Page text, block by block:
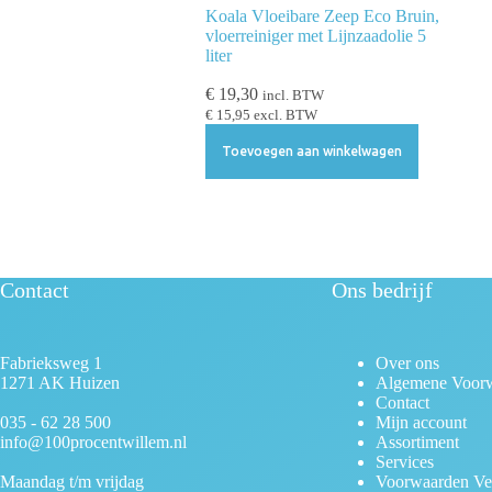
e
c
i
e
Koala Vloeibare Zeep Eco Bruin,
vloerreiniger met Lijnzaadolie 5
liter
€ 19,30 incl. BTW
€ 15,95 excl. BTW
Toevoegen aan winkelwagen
Contact
Fabrieksweg 1
1271 AK Huizen
035 - 62 28 500
info@100procentwillem.nl
Maandag t/m vrijdag
Ons bedrijf
Over ons
Algemene
Contact
Mijn account
Assortiment
Services
Voorwaarden